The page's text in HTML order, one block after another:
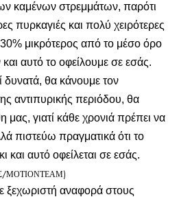
καμένων στρεμμάτων, παρότι
πυρκαγιές και πολύ χειρότερες
μικρότερος από το μέσο όρο
αυτό το οφείλουμε σε εσάς.
θα κάνουμε τον
αντιπυρικής περιόδου, θα
μας, γιατί κάθε χρονιά πρέπει να
πιστεύω πραγματικά ότι το
και αυτό οφείλεται σε εσάς.
ΜΟΤΙΟΝΤΕΑΜ)
αναφορά στους